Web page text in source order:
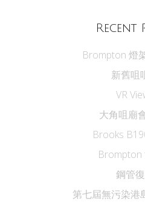
Recent
Brompton 燈
新舊咀
VR
大角咀廟
Brooks
Brompton
鋼管
第七屆無污染港